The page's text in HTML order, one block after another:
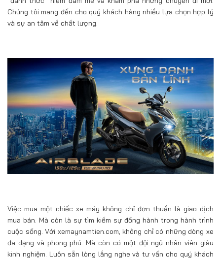
Chúng tôi mang đến cho quý khách hàng nhiều lựa chọn hợp lý
và sự an tâm về chất lượng.
Việc mua một chiếc xe máy không chỉ đơn thuần là giao dịch
mua bán. Mà còn là sự tìm kiếm sự đồng hành trong hành trình
cuộc sống. Với xemaynamtien.com, không chỉ có những dòng xe
đa dạng và phong phú. Mà còn có một đội ngũ nhân viên giàu
kinh nghiệm. Luôn sẵn lòng lắng nghe và tư vấn cho quý khách